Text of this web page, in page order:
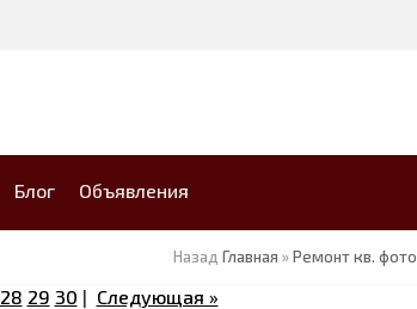
Блог Объявления
Назад Главная »Ремонт кв. фото
28 29 30 | Следующая »